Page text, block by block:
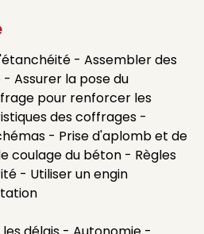
- Assembler des
Assurer la pose du
pour renforcer les
des coffrages -
- Prise d'aplomb et de
coulage du béton - Règles
- Utiliser un engin